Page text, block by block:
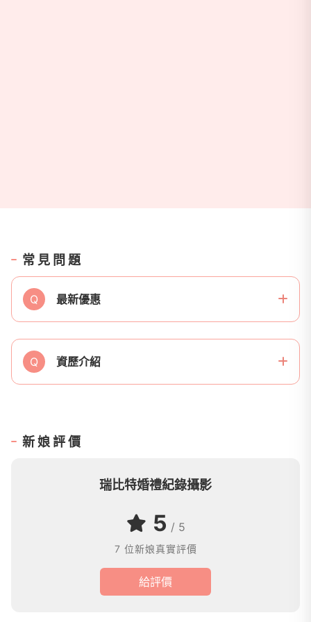
常見問題
Q 最新優惠
Q 資歷介紹
新娘評價
瑞比特婚禮紀錄攝影
5 / 5
7 位新娘真實評價
給評價